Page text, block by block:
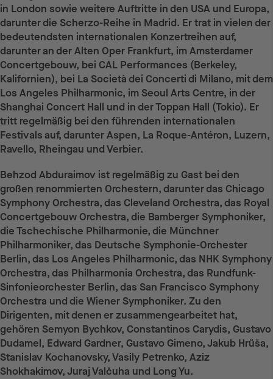
in London sowie weitere Auftritte in den USA und Europa,
darunter die Scherzo-Reihe in Madrid. Er trat in vielen der
bedeutendsten internationalen Konzertreihen auf,
darunter an der Alten Oper Frankfurt, im Amsterdamer
Concertgebouw, bei CAL Performances (Berkeley,
Kalifornien), bei La Società dei Concerti di Milano, mit dem
Los Angeles Philharmonic, im Seoul Arts Centre, in der
Shanghai Concert Hall und in der Toppan Hall (Tokio). Er
tritt regelmäßig bei den führenden internationalen
Festivals auf, darunter Aspen, La Roque-Antéron, Luzern,
Ravello, Rheingau und Verbier.
Behzod Abduraimov ist regelmäßig zu Gast bei den
großen renommierten Orchestern, darunter das Chicago
Symphony Orchestra, das Cleveland Orchestra, das Royal
Concertgebouw Orchestra, die Bamberger Symphoniker,
die Tschechische Philharmonie, die Münchner
Philharmoniker, das Deutsche Symphonie-Orchester
Berlin, das Los Angeles Philharmonic, das NHK Symphony
Orchestra, das Philharmonia Orchestra, das Rundfunk-
Sinfonieorchester Berlin, das San Francisco Symphony
Orchestra und die Wiener Symphoniker. Zu den
Dirigenten, mit denen er zusammengearbeitet hat,
gehören Semyon Bychkov, Constantinos Carydis, Gustavo
Dudamel, Edward Gardner, Gustavo Gimeno, Jakub Hrůša,
Stanislav Kochanovsky, Vasily Petrenko, Aziz
Shokhakimov, Juraj Valčuha und Long Yu.